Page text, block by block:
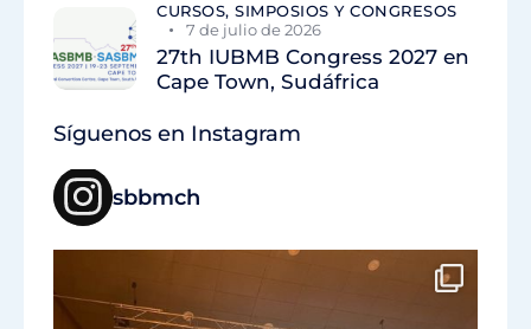
CURSOS, SIMPOSIOS Y CONGRESOS
7 de julio de 2026
27th IUBMB Congress 2027 en
Cape Town, Sudáfrica
Síguenos en Instagram
sbbmch